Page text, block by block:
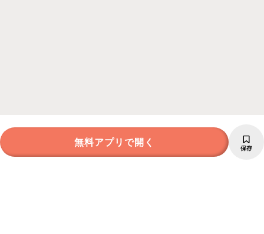
無料アプリで開く 保存